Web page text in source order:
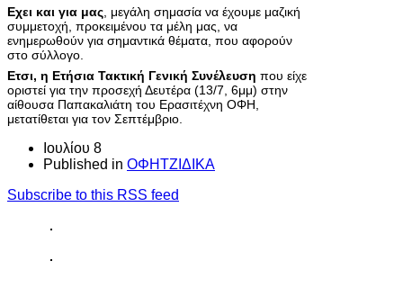
Εχει και για μας, μεγάλη σημασία να έχουμε μαζική
συμμετοχή, προκειμένου τα μέλη μας, να
ενημερωθούν για σημαντικά θέματα, που αφορούν
στο σύλλογο.
Ετσι, η Ετήσια Τακτική Γενική Συνέλευση που είχε
οριστεί για την προσεχή Δευτέρα (13/7, 6μμ) στην
αίθουσα Παπακαλιάτη του Ερασιτέχνη ΟΦΗ,
μετατίθεται για τον Σεπτέμβριο.
Ιουλίου 8
Published in ΟΦΗΤΖΙΔΙΚΑ
Subscribe to this RSS feed